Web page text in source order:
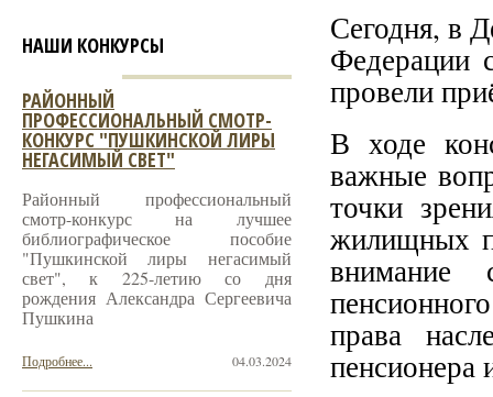
Сегодня, в
Федерации
провели
В ходе
важные
точки
жилищных
внимание
права
пенсионера
НАШИ КОНКУРСЫ
РАЙОННЫЙ
ПРОФЕССИОНАЛЬНЫЙ СМОТР-
КОНКУРС "ПУШКИНСКОЙ ЛИРЫ
НЕГАСИМЫЙ СВЕТ"
Районный профессиональный
смотр-конкурс на лучшее
библиографическое пособие
"Пушкинской лиры негасимый
свет", к 225-летию со дня
рождения Александра Сергеевича
Пушкина
04.03.2024
Подробнее...